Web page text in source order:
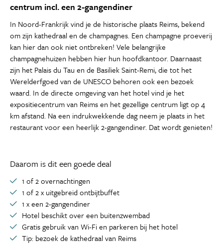
centrum incl. een 2-gangendiner
In Noord-Frankrijk vind je de historische plaats Reims, bekend
om zijn kathedraal en de champagnes. Een champagne proeverij
kan hier dan ook niet ontbreken! Vele belangrijke
champagnehuizen hebben hier hun hoofdkantoor. Daarnaast
zijn het Palais du Tau en de Basiliek Saint-Remi, die tot het
Werelderfgoed van de UNESCO behoren ook een bezoek
waard. In de directe omgeving van het hotel vind je het
expositiecentrum van Reims en het gezellige centrum ligt op 4
km afstand. Na een indrukwekkende dag neem je plaats in het
restaurant voor een heerlijk 2-gangendiner. Dat wordt genieten!
Daarom is dit een goede deal
1 of 2 overnachtingen
1 of 2 x uitgebreid ontbijtbuffet
1 x een 2-gangendiner
Hotel beschikt over een buitenzwembad
Gratis gebruik van Wi-Fi en parkeren bij het hotel
Tip: bezoek de kathedraal van Reims